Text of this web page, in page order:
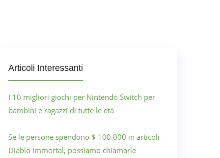
Articoli Interessanti
I 10 migliori giochi per Nintendo Switch per
bambini e ragazzi di tutte le età
Se le persone spendono $ 100.000 in articoli
Diablo Immortal, possiamo chiamarle